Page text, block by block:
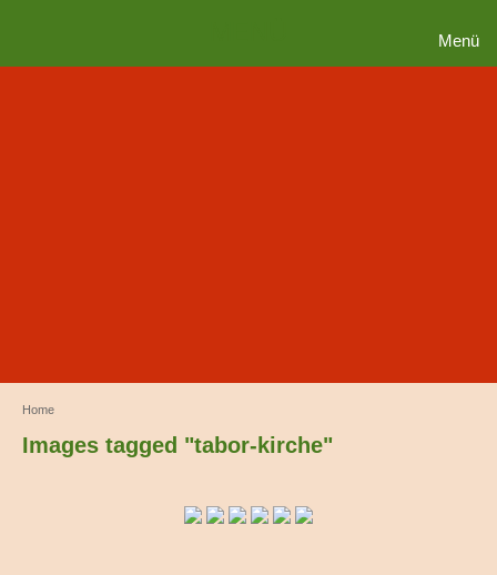
Home
Images tagged "tabor-kirche"
Menü